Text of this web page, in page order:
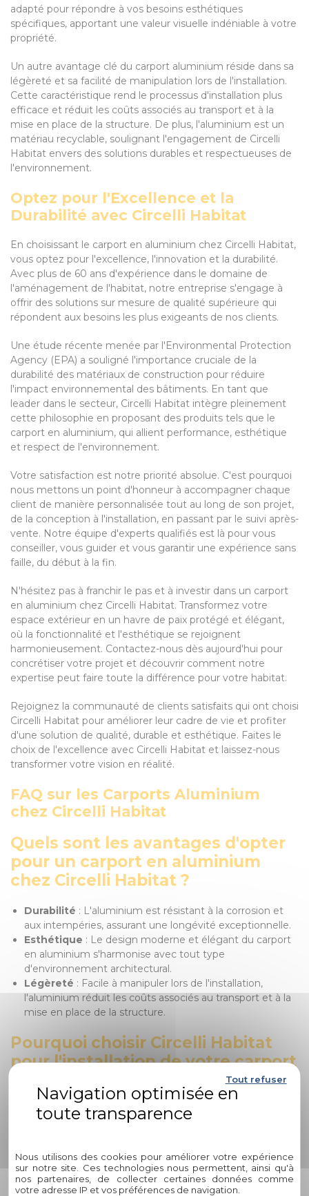
adapté pour répondre à vos besoins esthétiques
spécifiques, apportant une valeur visuelle indéniable à votre
propriété.
Un autre avantage clé du carport aluminium réside dans sa
légèreté et sa facilité de manipulation lors de l'installation.
Cette caractéristique rend le processus d'installation plus
efficace et réduit les coûts associés au transport et à la
mise en place de la structure. De plus, l'aluminium est un
matériau recyclable, soulignant l'engagement de Circelli
Habitat envers des solutions durables et respectueuses de
l'environnement.
Optez pour l'Excellence et la
Durabilité avec Circelli Habitat
En choisissant le carport en aluminium chez Circelli Habitat,
vous optez pour l'excellence, l'innovation et la durabilité.
Avec plus de 60 ans d'expérience dans le domaine de
l'aménagement de l'habitat, notre entreprise s'engage à
offrir des solutions sur mesure de qualité supérieure qui
répondent aux besoins les plus exigeants de nos clients.
Une étude récente menée par l'Environmental Protection
Agency (EPA) a souligné l'importance cruciale de la
durabilité des matériaux de construction pour réduire
l'impact environnemental des bâtiments. En tant que
leader dans le secteur, Circelli Habitat intègre pleinement
cette philosophie en proposant des produits tels que le
carport en aluminium, qui allient performance, esthétique
et respect de l'environnement.
Votre satisfaction est notre priorité absolue. C'est pourquoi
nous mettons un point d'honneur à accompagner chaque
client de manière personnalisée tout au long de son projet,
de la conception à l'installation, en passant par le suivi après-
vente. Notre équipe d'experts qualifiés est là pour vous
conseiller, vous guider et vous garantir une expérience sans
faille, du début à la fin.
N'hésitez pas à franchir le pas et à investir dans un carport
en aluminium chez Circelli Habitat. Transformez votre
espace extérieur en un havre de paix protégé et élégant,
où la fonctionnalité et l'esthétique se rejoignent
harmonieusement. Contactez-nous dès aujourd'hui pour
concrétiser votre projet et découvrir comment notre
expertise peut faire toute la différence pour votre habitat.
Rejoignez la communauté de clients satisfaits qui ont choisi
Circelli Habitat pour améliorer leur cadre de vie et profiter
d'une solution de qualité, durable et esthétique. Faites le
choix de l'excellence avec Circelli Habitat et laissez-nous
transformer votre vision en réalité.
FAQ sur les Carports Aluminium
chez Circelli Habitat
Quels sont les avantages d'opter
pour un carport en aluminium
chez Circelli Habitat ?
Durabilité : L'aluminium est résistant à la corrosion et
aux intempéries, assurant une longévité exceptionnelle.
Esthétique : Le design moderne et élégant du carport
en aluminium s'harmonise avec tout type
d'environnement architectural.
Légèreté : Facile à manipuler lors de l'installation,
l'aluminium réduit les coûts associés au transport et à la
mise en place de la structure.
Pourquoi choisir Circelli Habitat
pour l'installation de votre carport
Expertise: Avec plus de 60 ans d'expérience, Circelli
Habitat est reconnu pour son savoir-faire et sa qualité de
Personnalisation: Chaque projet est traité de manière
unique, avec des conseils personnalisés pour répondre
aux besoins spécifiques de chaque client.
Nous utilisons des cookies pour améliorer votre expérience
sur notre site. Ces technologies nous permettent, ainsi qu'à
nos partenaires, de collecter certaines données comme
votre adresse IP et vos préférences de navigation.
Tout refuser